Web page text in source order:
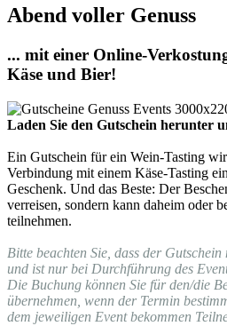
Abend voller Genuss
... mit einer Online-
Käse und Bier!
Laden Sie den Gutschein herunter
Ein Gutschein für ein Wein-Tasting
Verbindung mit einem Käse-Tasting
Geschenk. Und das Beste: Der
verreisen, sondern kann daheim oder
teilnehmen.
Bitte beachten Sie, dass der
und ist nur bei Durchführung des
Die Buchung können Sie für den/die
übernehmen, wenn der Termin
dem jeweiligen Event bekommen